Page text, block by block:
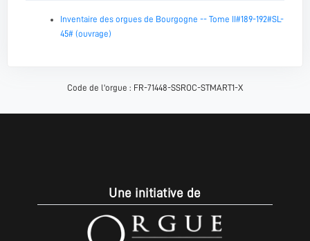
Inventaire des orgues de Bourgogne -- Tome II#189-192#SL-
45# (ouvrage)
Code de l'orgue : FR-71448-SSROC-STMART1-X
Une initiative de